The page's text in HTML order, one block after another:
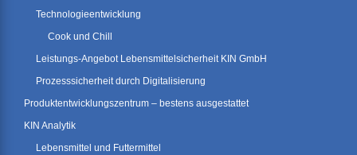
Technologieentwicklung
Cook und Chill
Leistungs-Angebot Lebensmittelsicherheit KIN GmbH
Prozesssicherheit durch Digitalisierung
Produktentwicklungszentrum – bestens ausgestattet
KIN Analytik
Lebensmittel und Futtermittel